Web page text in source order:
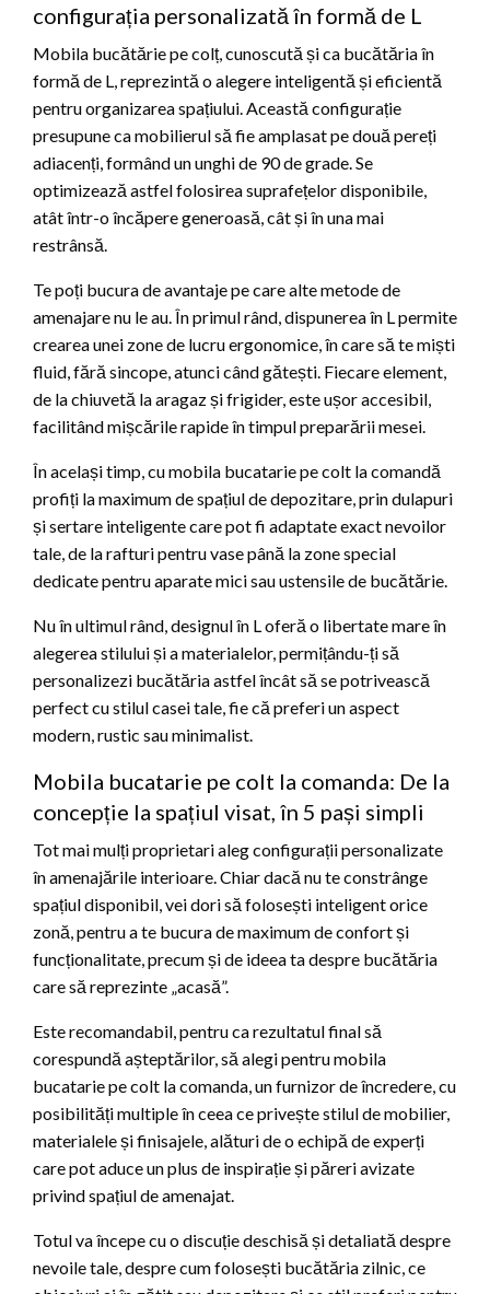
configurația personalizată în formă de L
Mobila bucătărie pe colț, cunoscută și ca bucătăria în
formă de L, reprezintă o alegere inteligentă și eficientă
pentru organizarea spațiului. Această configurație
presupune ca mobilierul să fie amplasat pe două pereți
adiacenți, formând un unghi de 90 de grade. Se
optimizează astfel folosirea suprafețelor disponibile,
atât într-o încăpere generoasă, cât și în una mai
restrânsă.
Te poți bucura de avantaje pe care alte metode de
amenajare nu le au. În primul rând, dispunerea în L permite
crearea unei zone de lucru ergonomice, în care să te miști
fluid, fără sincope, atunci când gătești. Fiecare element,
de la chiuvetă la aragaz și frigider, este ușor accesibil,
facilitând mișcările rapide în timpul preparării mesei.
În același timp, cu mobila bucatarie pe colt la comandă
profiți la maximum de spațiul de depozitare, prin dulapuri
și sertare inteligente care pot fi adaptate exact nevoilor
tale, de la rafturi pentru vase până la zone special
dedicate pentru aparate mici sau ustensile de bucătărie.
Nu în ultimul rând, designul în L oferă o libertate mare în
alegerea stilului și a materialelor, permițându-ți să
personalizezi bucătăria astfel încât să se potrivească
perfect cu stilul casei tale, fie că preferi un aspect
modern, rustic sau minimalist.
Mobila bucatarie pe colt la comanda: De la
concepție la spațiul visat, în 5 pași simpli
Tot mai mulți proprietari aleg configurații personalizate
în amenajările interioare. Chiar dacă nu te constrânge
spațiul disponibil, vei dori să folosești inteligent orice
zonă, pentru a te bucura de maximum de confort și
funcționalitate, precum și de ideea ta despre bucătăria
care să reprezinte „acasă”.
Este recomandabil, pentru ca rezultatul final să
corespundă așteptărilor, să alegi pentru mobila
bucatarie pe colt la comanda, un furnizor de încredere, cu
posibilități multiple în ceea ce privește stilul de mobilier,
materialele și finisajele, alături de o echipă de experți
care pot aduce un plus de inspirație și păreri avizate
privind spațiul de amenajat.
Totul va începe cu o discuție deschisă și detaliată despre
nevoile tale, despre cum folosești bucătăria zilnic, ce